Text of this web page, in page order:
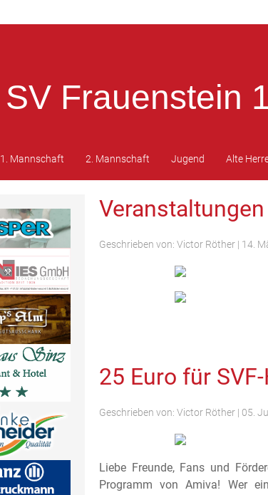
SV Frauenstein
1. Mannschaft 2. Mannschaft Jugend Alte
Geschrieben von: Victor Röther | 14.
25 Euro für
Geschrieben von: Victor Röther | 05.
Liebe Freunde, Fans und
Programm von Amiva! Wer